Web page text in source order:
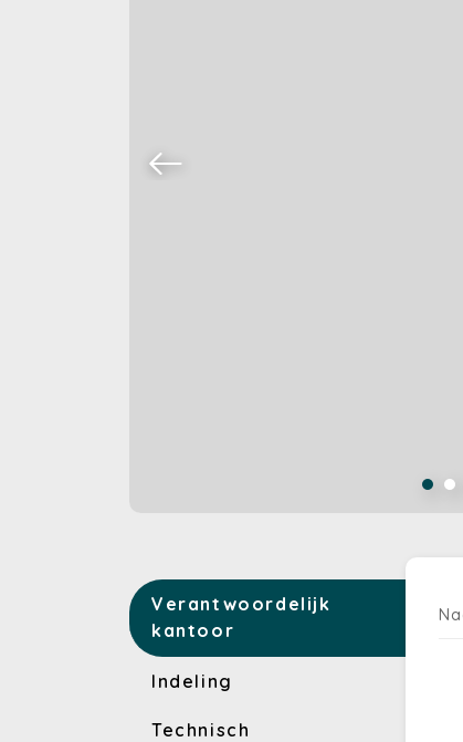
Verantwoordelijk
kantoor
Indeling
Technisch